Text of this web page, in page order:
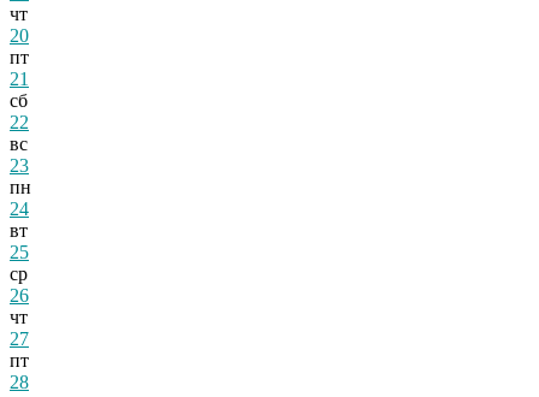
чт
20
пт
21
сб
22
вс
23
пн
24
вт
25
ср
26
чт
27
пт
28